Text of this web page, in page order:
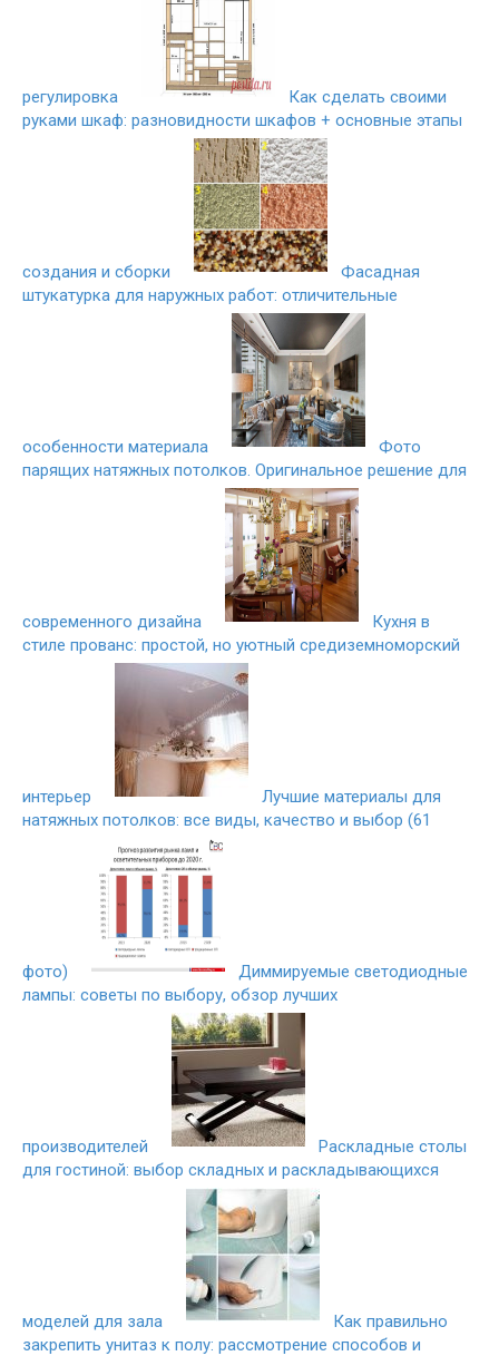
регулировка
Как сделать своими
руками шкаф: разновидности шкафов + основные этапы
создания и сборки
Фасадная
штукатурка для наружных работ: отличительные
особенности материала
Фото
парящих натяжных потолков. Оригинальное решение для
современного дизайна
Кухня в
стиле прованс: простой, но уютный средиземноморский
интерьер
Лучшие материалы для
натяжных потолков: все виды, качество и выбор (61
фото)
Диммируемые светодиодные
лампы: советы по выбору, обзор лучших
производителей
Раскладные столы
для гостиной: выбор складных и раскладывающихся
моделей для зала
Как правильно
закрепить унитаз к полу: рассмотрение способов и